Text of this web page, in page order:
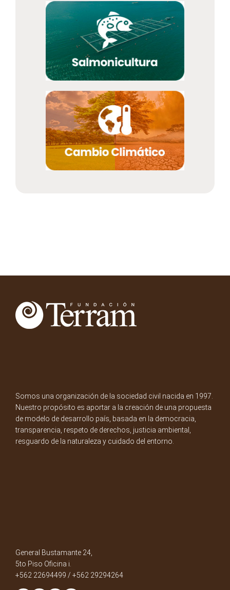
Somos una organización de la sociedad civil nacida en 1997.
Nuestro propósito es aportar a la creación de una propuesta
de modelo de desarrollo país, basada en la democracia,
transparencia, respeto de derechos, justicia ambiental,
resguardo de la naturaleza y cuidado del entorno.
General Bustamante 24,
5to Piso Oficina i.
+562 22694499 / +562 29294264